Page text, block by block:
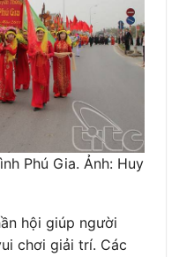
Phú Gia. Ảnh: Huy
hội giúp người
chơi giải trí. Các